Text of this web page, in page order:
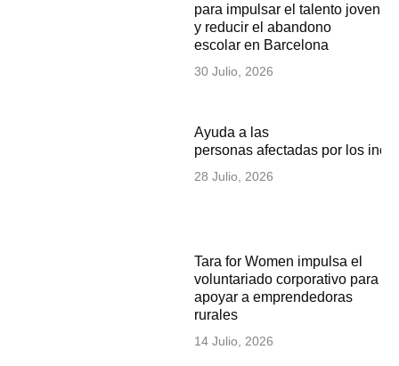
para impulsar el talento joven
y reducir el abandono
escolar en Barcelona
30 Julio, 2026
Ayuda a las
personas afectadas por los
28 Julio, 2026
Tara for Women impulsa el
voluntariado corporativo para
apoyar a emprendedoras
rurales
14 Julio, 2026